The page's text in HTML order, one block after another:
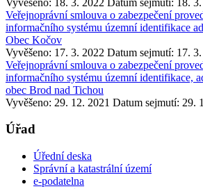
Veřejnoprávní smlouva o zabezpečení
informačního systému územní identifikace
Obec Kočov
Vyvěšeno: 17. 3. 2022 Datum sejmutí: 17.
Veřejnoprávní smlouva o zabezpečení
informačního systému územní identifikace,
obec Brod nad Tichou
Vyvěšeno: 29. 12. 2021 Datum sejmutí: 29.
Úřad
Úřední deska
Správní a katastrální území
e-podatelna